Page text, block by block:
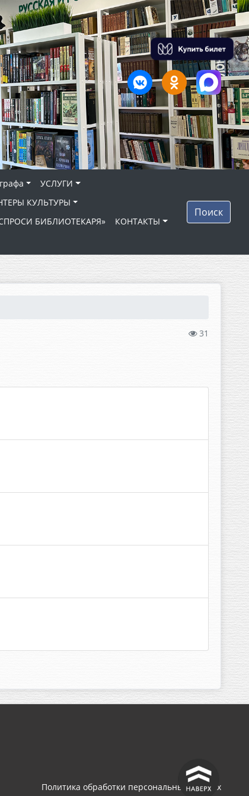
УСЛУГИ
КУЛЬТУРЫ
БИБЛИОТЕКАРЯ»
КОНТАКТЫ
Поиск
31
^
Политика обработки персональных данных